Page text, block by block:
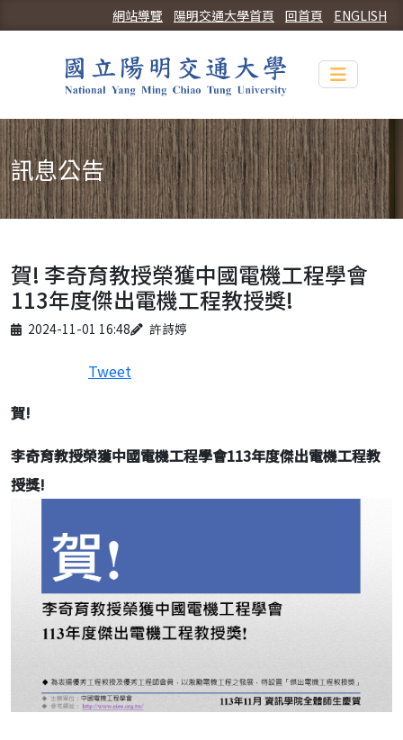
ENGLISH
回首頁
陽明交通大學首頁
網站導覽
Toggle
訊息公告
賀! 李奇育教授榮獲中國電機工程學會
113年度傑出電機工程教授獎!
Published on
2024-11-01 16:48
Author 許詩婷
Tweet
賀!
李奇育教授榮獲中國電機工程學會113年度傑出電機工程教
授獎!